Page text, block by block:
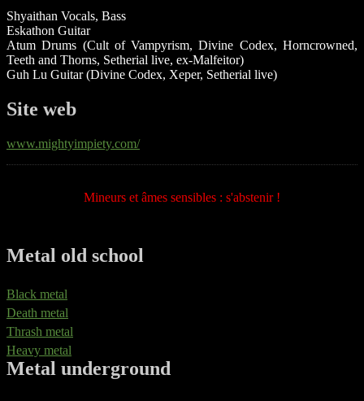
Shyaithan Vocals, Bass
Eskathon Guitar
Atum Drums (Cult of Vampyrism, Divine Codex, Horncrowned,
Teeth and Thorns, Setherial live, ex-Malfeitor)
Guh Lu Guitar (Divine Codex, Xeper, Setherial live)
Site web
www.mightyimpiety.com/
Mineurs et âmes sensibles : s'abstenir !
Metal old school
Black metal
Death metal
Thrash metal
Heavy metal
Metal underground